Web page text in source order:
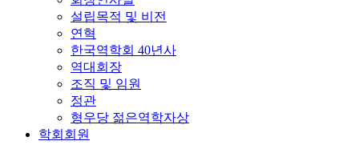
설립목적 및 비전
연혁
한국역학회 40년사
역대회장
조직 및 임원
정관
형우당 젊은역학자상
학회회원